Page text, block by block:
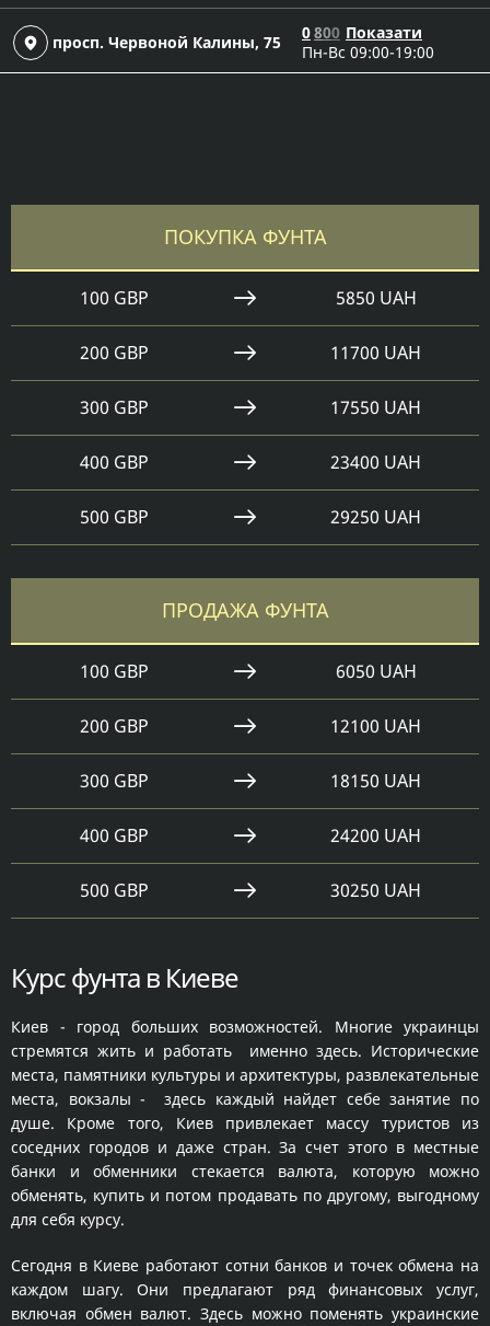
просп. Червоной Калины, 75 0800 Показати
Пн-Вс 09:00-19:00
ПОКУПКА ФУНТА
100 GBP 5850 UAH
200 GBP 11700 UAH
300 GBP 17550 UAH
400 GBP 23400 UAH
500 GBP 29250 UAH
ПРОДАЖА ФУНТА
100 GBP 6050 UAH
200 GBP 12100 UAH
300 GBP 18150 UAH
400 GBP 24200 UAH
500 GBP 30250 UAH
Курс фунта в Киеве
Киев - город больших возможностей. Многие украинцы
стремятся жить и работать именно здесь. Исторические
места, памятники культуры и архитектуры, развлекательные
места, вокзалы - здесь каждый найдет себе занятие по
душе. Кроме того, Киев привлекает массу туристов из
соседних городов и даже стран. За счет этого в местные
банки и обменники стекается валюта, которую можно
обменять, купить и потом продавать по другому, выгодному
для себя курсу.
Сегодня в Киеве работают сотни банков и точек обмена на
каждом шагу. Они предлагают ряд финансовых услуг,
включая обмен валют. Здесь можно поменять украинские